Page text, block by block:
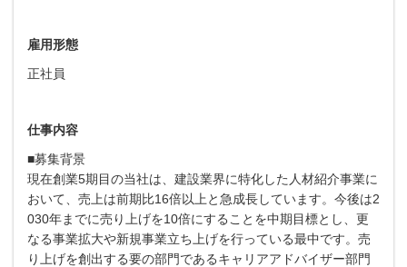
雇用形態
正社員
仕事内容
■募集背景
現在創業5期目の当社は、建設業界に特化した人材紹介事業に
おいて、売上は前期比16倍以上と急成長しています。今後は2
030年までに売り上げを10倍にすることを中期目標とし、更
なる事業拡大や新規事業立ち上げを行っている最中です。売
り上げを創出する要の部門であるキャリアアドバイザー部門